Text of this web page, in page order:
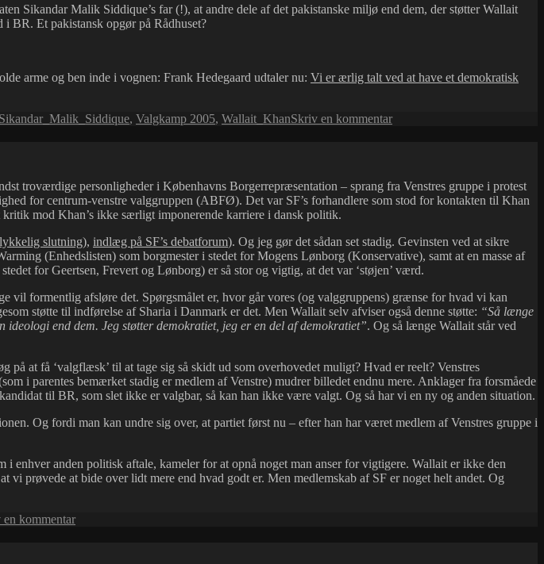
Sikandar Malik Siddique’s far (!), at andre dele af det pakistanske miljø end dem, der støtter Wallait
BR. Et pakistansk opgør på Rådhuset?
arme og ben inde i vognen: Frank Hedegaard udtaler nu: Vi er ærlig talt ved at have et demokratisk
Sikandar_Malik_Siddique, Valgkamp 2005, Wallait_KhanSkriv en kommentartil
troværdige personligheder i Københavns Borgerrepræsentation – sprang fra Venstres gruppe i protest
for centrum-venstre valggruppen (ABFØ). Det var SF’s forhandlere som stod for kontakten til Khan
mod Khan’s ikke særligt imponerende karriere i dansk politik.
slutning), indlæg på SF’s debatforum). Og jeg gør det sådan set stadig. Gevinsten ved at sikre
(Enhedslisten) som borgmester i stedet for Mogens Lønborg (Konservative), samt at en masse af
for Geertsen, Frevert og Lønborg) er så stor og vigtig, at det var ‘støjen’ værd.
vil formentlig afsløre det. Spørgsmålet er, hvor går vores (og valggruppens) grænse for hvad vi kan
støtte til indførelse af Sharia i Danmark er det. Men Wallait selv afviser også denne støtte: “Så længe
end dem. Jeg støtter demokratiet, jeg er en del af demokratiet”. Og så længe Wallait står ved
at få ‘valgflæsk’ til at tage sig så skidt ud som overhovedet muligt? Hvad er reelt? Venstres
i parentes bemærket stadig er medlem af Venstre) mudrer billedet endnu mere. Anklager fra forsmåede
til BR, som slet ikke er valgbar, så kan han ikke være valgt. Og så har vi en ny og anden situation.
Og fordi man kan undre sig over, at partiet først nu – efter han har været medlem af Venstres gruppe i
anden politisk aftale, kameler for at opnå noget man anser for vigtigere. Wallait er ikke den
vi prøvede at bide over lidt mere end hvad godt er. Men medlemskab af SF er noget helt andet. Og
en kommentartil